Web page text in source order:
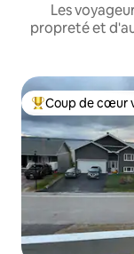
Les
propreté et
Coup de cœur
Coup de cœur